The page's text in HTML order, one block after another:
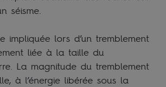
séisme.
lors d’un tremblement
liée à la taille du
La magnitude du tremblement
à l’énergie libérée sous la